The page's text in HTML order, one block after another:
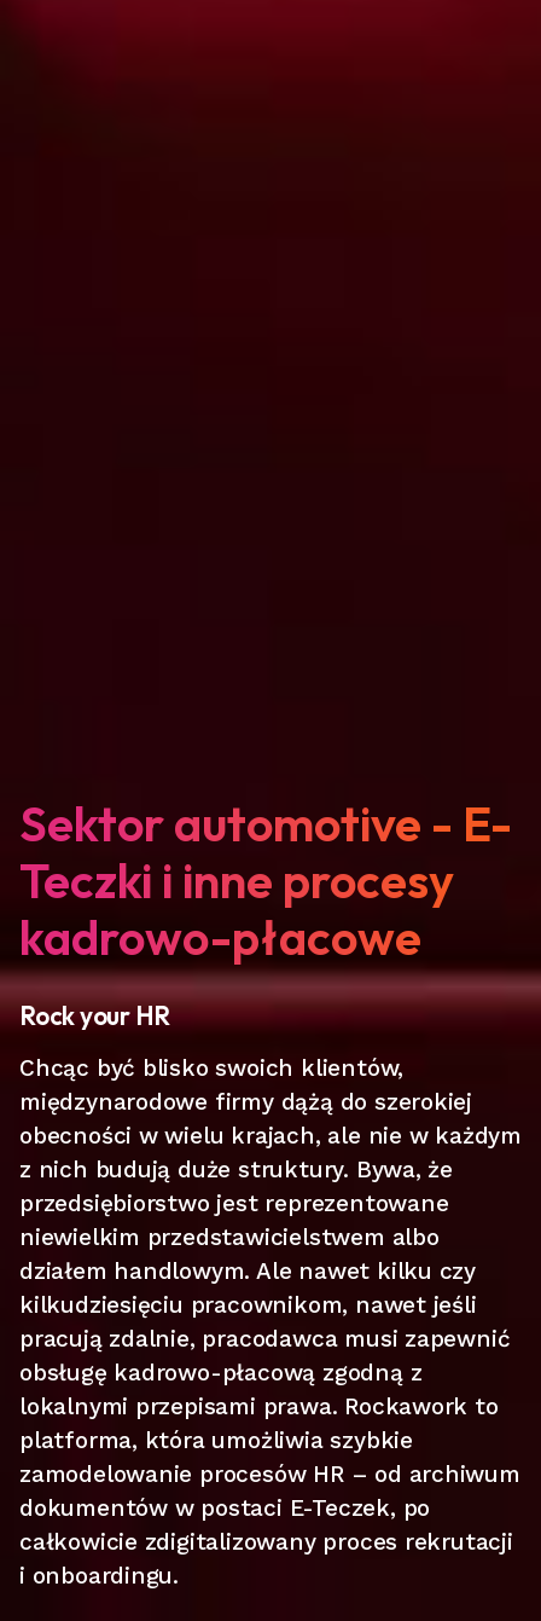
Sektor automotive - E-
Teczki i inne procesy
kadrowo-płacowe
Rock your HR
Chcąc być blisko swoich klientów,
międzynarodowe firmy dążą do szerokiej
obecności w wielu krajach, ale nie w każdym
z nich budują duże struktury. Bywa, że
przedsiębiorstwo jest reprezentowane
niewielkim przedstawicielstwem albo
działem handlowym. Ale nawet kilku czy
kilkudziesięciu pracownikom, nawet jeśli
pracują zdalnie, pracodawca musi zapewnić
obsługę kadrowo-płacową zgodną z
lokalnymi przepisami prawa. Rockawork to
platforma, która umożliwia szybkie
zamodelowanie procesów HR – od archiwum
dokumentów w postaci E-Teczek, po
całkowicie zdigitalizowany proces rekrutacji
i onboardingu.